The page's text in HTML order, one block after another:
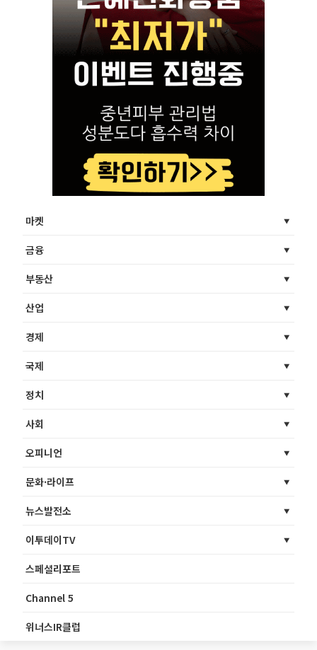
마켓
금융
부동산
산업
경제
국제
정치
사회
오피니언
문화·라이프
뉴스발전소
이투데이TV
스페셜리포트
Channel 5
위너스IR클럽